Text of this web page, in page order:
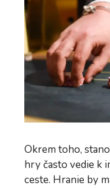
Okrem toho,
hry často vedie k
ceste. Hranie by